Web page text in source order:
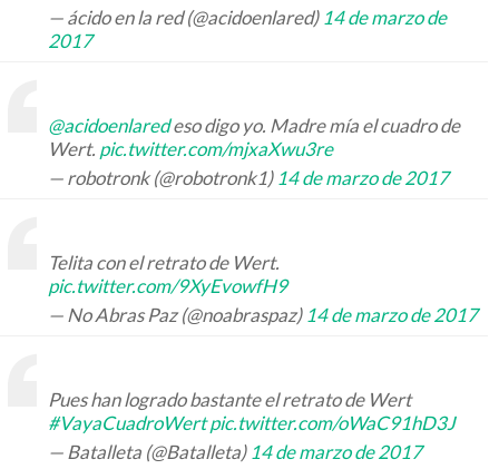
— ácido en la red (@acidoenlared) 14 de marzo de
2017
@acidoenlaredeso digo yo. Madre mía el cuadro de
Wert. pic.twitter.com/mjxaXwu3re
— robotronk (@robotronk1) 14 de marzo de 2017
Telita con el retrato de Wert.
pic.twitter.com/9XyEvowfH9
— No Abras Paz (@noabraspaz) 14 de marzo de 2017
Pues han logrado bastante el retrato de Wert
#VayaCuadroWert pic.twitter.com/oWaC91hD3J
— Batalleta (@Batalleta) 14 de marzo de 2017